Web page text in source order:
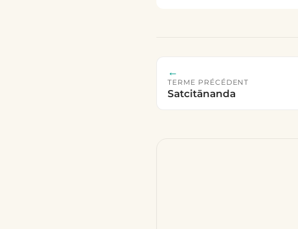
←
TERME PRÉCÉDENT
Satcitānanda